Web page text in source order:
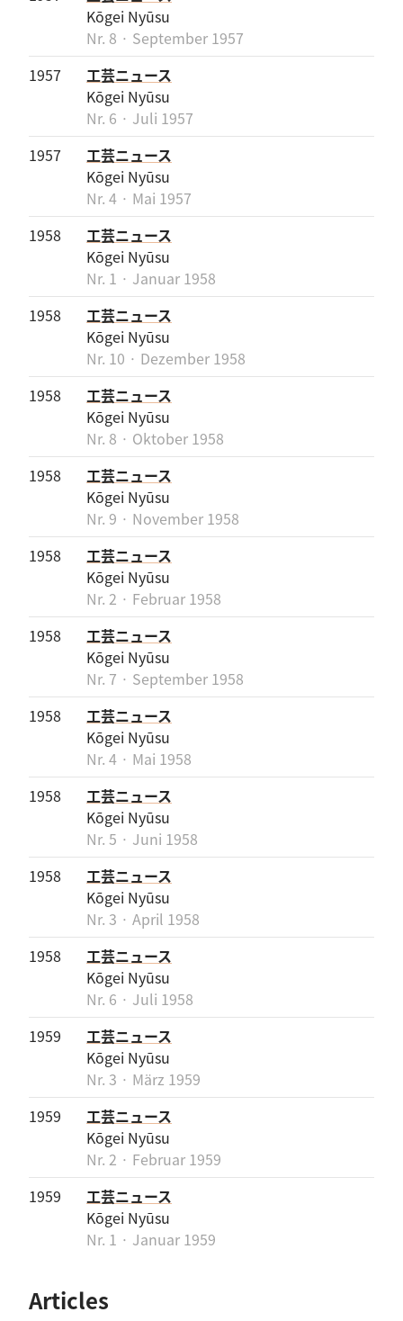
Kōgei Nyūsu
Nr. 8 · September 1957
1957
工芸ニュース
Kōgei Nyūsu
Nr. 6 · Juli 1957
1957
工芸ニュース
Kōgei Nyūsu
Nr. 4 · Mai 1957
1958
工芸ニュース
Kōgei Nyūsu
Nr. 1 · Januar 1958
1958
工芸ニュース
Kōgei Nyūsu
Nr. 10 · Dezember 1958
1958
工芸ニュース
Kōgei Nyūsu
Nr. 8 · Oktober 1958
1958
工芸ニュース
Kōgei Nyūsu
Nr. 9 · November 1958
1958
工芸ニュース
Kōgei Nyūsu
Nr. 2 · Februar 1958
1958
工芸ニュース
Kōgei Nyūsu
Nr. 7 · September 1958
1958
工芸ニュース
Kōgei Nyūsu
Nr. 4 · Mai 1958
1958
工芸ニュース
Kōgei Nyūsu
Nr. 5 · Juni 1958
1958
工芸ニュース
Kōgei Nyūsu
Nr. 3 · April 1958
1958
工芸ニュース
Kōgei Nyūsu
Nr. 6 · Juli 1958
1959
工芸ニュース
Kōgei Nyūsu
Nr. 3 · März 1959
1959
工芸ニュース
Kōgei Nyūsu
Nr. 2 · Februar 1959
1959
工芸ニュース
Kōgei Nyūsu
Nr. 1 · Januar 1959
Articles